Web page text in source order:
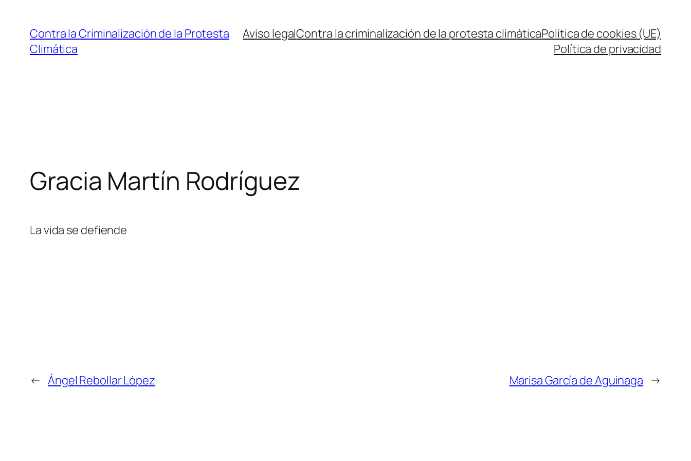
contenido
Contra la Criminalización de la Protesta
Climática
Aviso legalContra la criminalización de la protesta climáticaPolítica de cookies (UE)
Política de privacidad
Gracia Martín Rodríguez
La vida se defiende
← Ángel Rebollar López Marisa García de Aguinaga →